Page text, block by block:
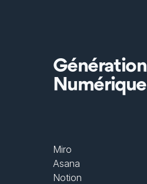
Génération
Numérique
Miro
Asana
Notion